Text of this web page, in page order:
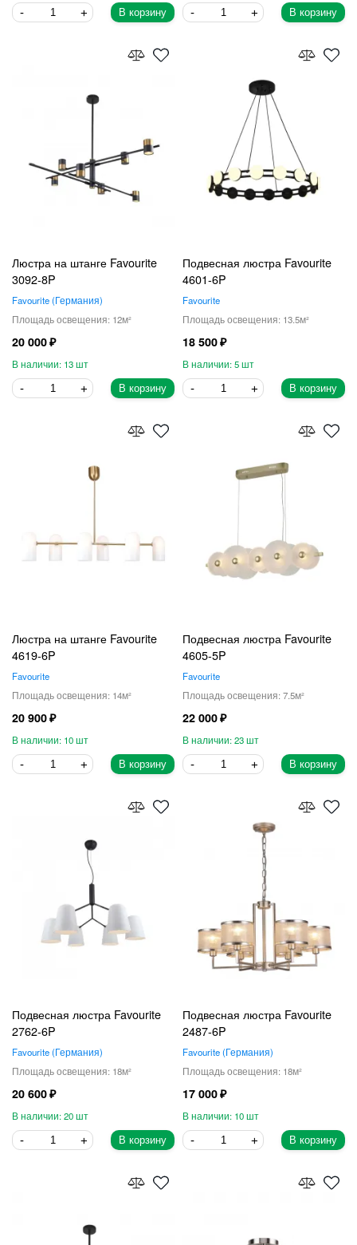
В корзину В корзину
Люстра на штанге Favourite
3092-8P
Favourite Германия
12
20 000
13
В корзину
Подвесная люстра Favourite
4601-6P
Favourite
13.5
18 500
5
В корзину
Люстра на штанге Favourite
4619-6P
Favourite
14
20 900
10
В корзину
Подвесная люстра Favourite
4605-5P
Favourite
7.5
22 000
23
В корзину
Подвесная люстра Favourite
2762-6P
Favourite Германия
18
20 600
20
В корзину
Подвесная люстра Favourite
2487-6P
Favourite Германия
18
17 000
10
В корзину